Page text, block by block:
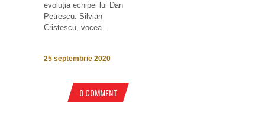
evoluția echipei lui Dan
Petrescu. Silvian
Cristescu, vocea...
25 septembrie 2020
0 COMMENT